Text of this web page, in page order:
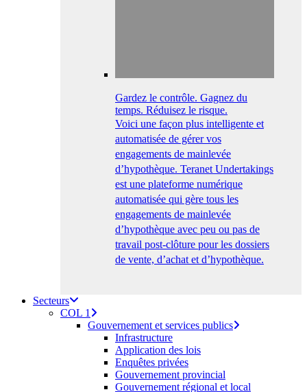
Gardez le contrôle. Gagnez du
temps. Réduisez le risque.
Voici une façon plus intelligente et
automatisée de gérer vos
engagements de mainlevée
d’hypothèque. Teranet Undertakings
est une plateforme numérique
automatisée qui gère tous les
engagements de mainlevée
d’hypothèque avec peu ou pas de
travail post-clôture pour les dossiers
de vente, d’achat et d’hypothèque.
Secteurs
COL 1
Gouvernement et services publics
Infrastructure
Application des lois
Enquêtes privées
Gouvernement provincial
Gouvernement régional et local